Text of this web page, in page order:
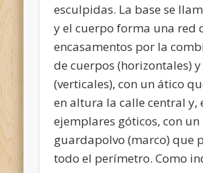
esculpidas. La base se
y el cuerpo forma una red
encasamentos por la
de cuerpos (horizontales)
(verticales), con un ático
en altura la calle central y,
ejemplares góticos, con un
guardapolvo (marco) que
todo el perímetro. Como